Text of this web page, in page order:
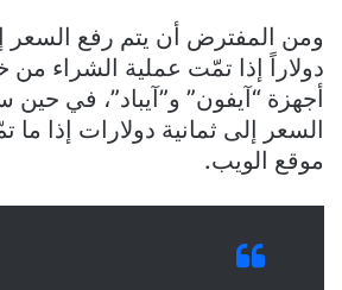
ومن المفترض أن يتم رفع السعر
دولاراً إذا تمّت عملية الشراء من
أجهزة “آيفون” و”آيباد”، في
السعر إلى ثمانية دولارات إذا ما
موقع الويب.